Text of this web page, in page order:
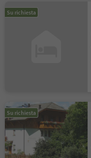
Su richiesta
Su richiesta